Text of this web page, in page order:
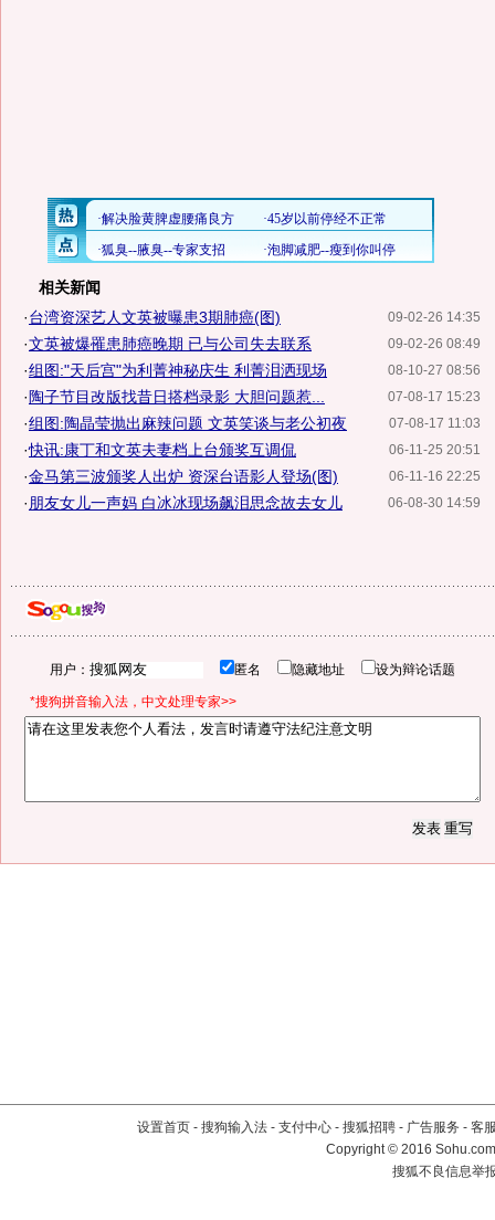
相关新闻
09-02-26 14:35
·台湾资深艺人文英被曝患3期肺癌(图)
09-02-26 08:49
·文英被爆罹患肺癌晚期 已与公司失去联系
08-10-27 08:56
·组图:"天后宫"为利菁神秘庆生 利菁泪洒现场
07-08-17 15:23
· 陶子节目改版找昔日搭档录影 大胆问题惹...
07-08-17 11:03
·组图:陶晶莹抛出麻辣问题 文英笑谈与老公初夜
06-11-25 20:51
·快讯:康丁和文英夫妻档上台颁奖互调侃
06-11-16 22:25
·金马第三波颁奖人出炉 资深台语影人登场(图)
06-08-30 14:59
· 朋友女儿一声妈 白冰冰现场飙泪思念故去女儿
用户： 匿名 隐藏地址 设为辩论话题
*搜狗拼音输入法，中文处理专家>>
设置首页 - 搜狗输入法 - 支付中心 - 搜狐招聘 - 广告服务 - 客
Copyright©2016
搜狐不良信息举